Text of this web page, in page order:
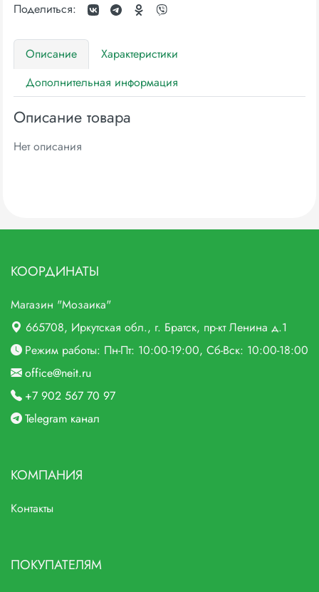
Поделиться:
Описание
Характеристики
Дополнительная информация
Описание товара
Нет описания
КООРДИНАТЫ
Магазин "Мозаика"
665708, Иркутская обл., г. Братск, пр-кт Ленина д.1
Режим работы: Пн-Пт: 10:00-19:00, Сб-Вск: 10:00-18:00
office@neit.ru
+7 902 567 70 97
Telegram канал
КОМПАНИЯ
Контакты
ПОКУПАТЕЛЯМ